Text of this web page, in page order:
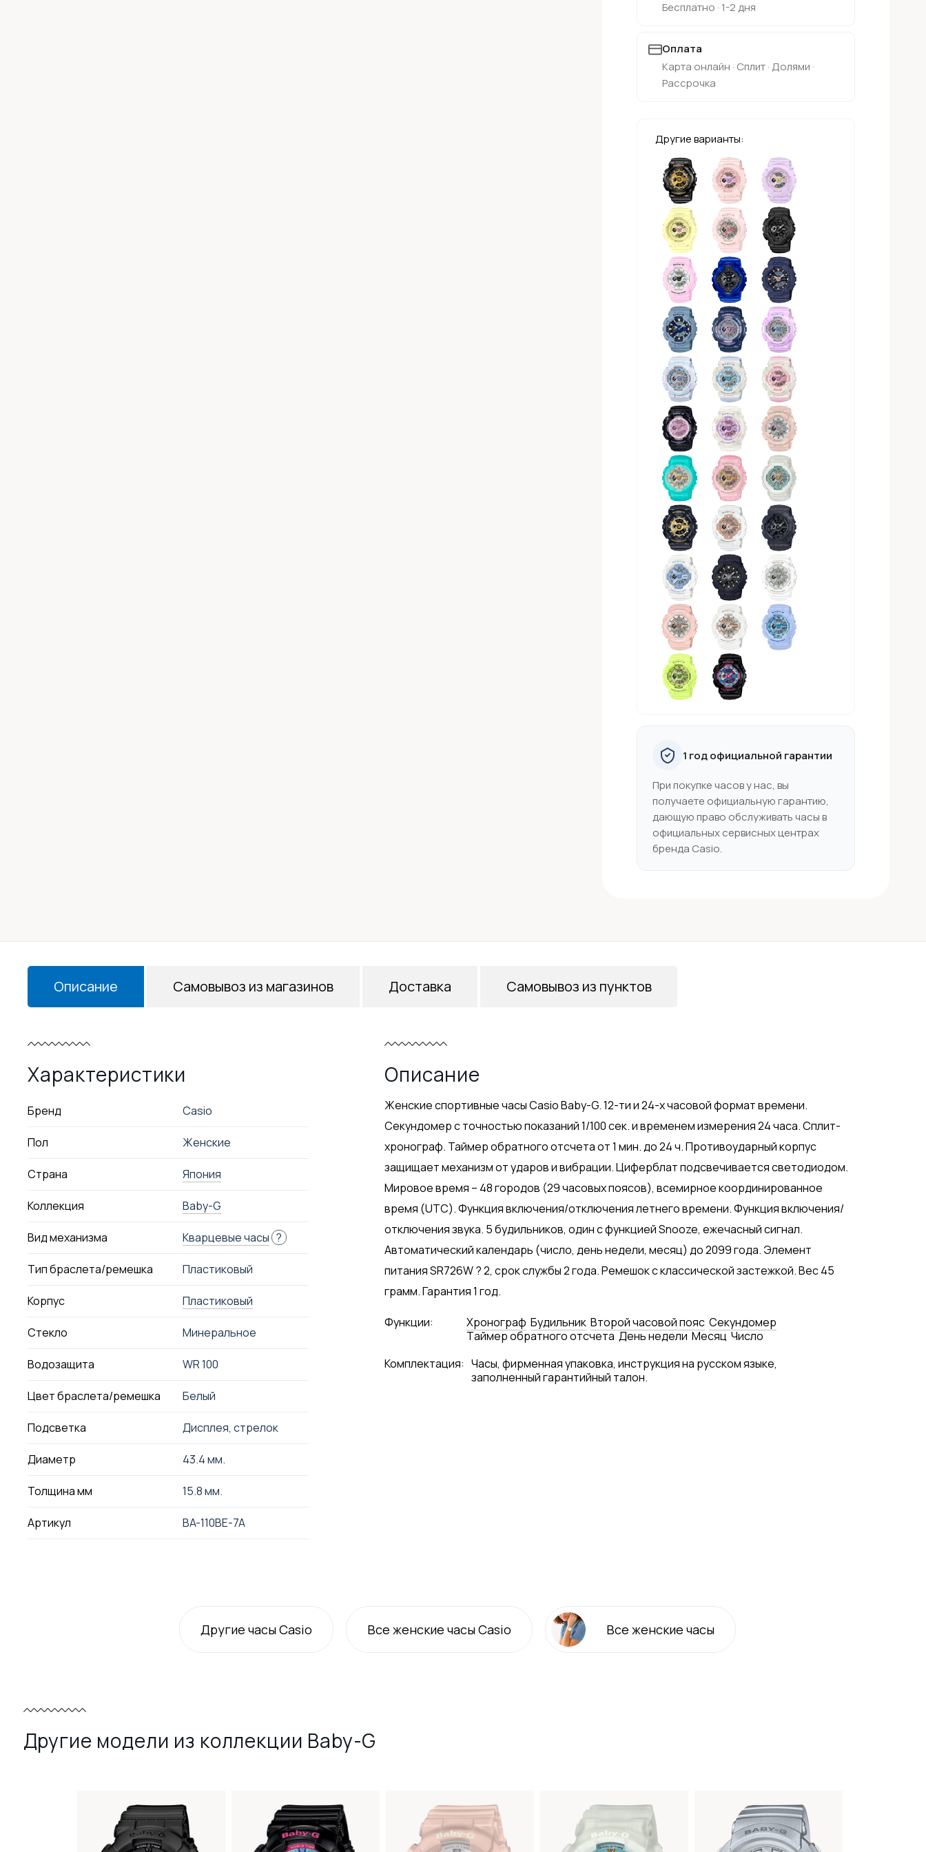
Бесплатно · 1-2 дня
Оплата
Карта онлайн · Сплит · Долями ·
Рассрочка
Другие варианты:
1 год официальной гарантии
При покупке часов у нас, вы
получаете официальную гарантию,
дающую право обслуживать часы в
официальных сервисных центрах
бренда Casio.
Описание
Характеристики
Бренд Casio
Пол Женские
Страна Япония
Коллекция Baby-G
Вид механизма Кварцевые часы ?
Тип браслета/ремешка Пластиковый
Корпус Пластиковый
Стекло Минеральное
Водозащита WR 100
Цвет браслета/ремешка Белый
Подсветка Дисплея, стрелок
Диаметр 43.4 мм.
Толщина мм 15.8 мм.
Артикул BA-110BE-7A
Описание
Женские спортивные часы Casio Baby-G. 12-ти и 24-х часовой формат времени.
Секундомер с точностью показаний 1/100 сек. и временем измерения 24 часа. Сплит-
хронограф. Таймер обратного отсчета от 1 мин. до 24 ч. Противоударный корпус
защищает механизм от ударов и вибрации. Циферблат подсвечивается светодиодом.
Мировое время – 48 городов (29 часовых поясов), всемирное координированное
время (UTC). Функция включения/отключения летнего времени. Функция включения/
отключения звука. 5 будильников, один с функцией Snooze, ежечасный сигнал.
Автоматический календарь (число, день недели, месяц) до 2099 года. Элемент
питания SR726W ? 2, срок службы 2 года. Ремешок с классической застежкой. Вес 45
грамм. Гарантия 1 год.
Функции: Хронограф Будильник Второй часовой пояс Секундомер
Tаймер обратного отсчета День недели Месяц Число
Комплектация: Часы, фирменная упаковка, инструкция на русском языке,
заполненный гарантийный талон.
Самовывоз из магазинов Доставка Самовывоз из пунктов
Другие часы Casio Всеженские часы Casio Всеженские часы
Другие модели из коллекции Baby-G